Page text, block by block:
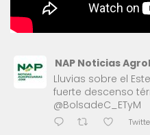
NAP Noticias
Lluvias sobre el
fuerte descenso
@BolsadeC_ETyM